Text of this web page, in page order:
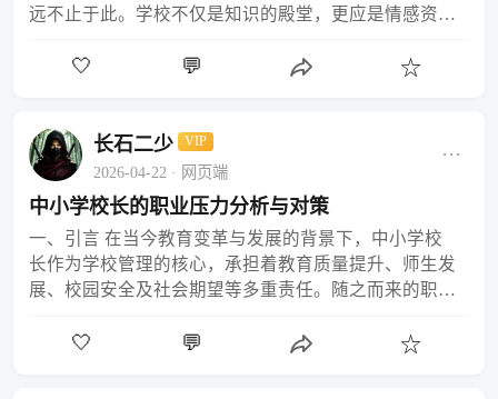
远不止于此。学校不仅是知识的殿堂，更应是情感资源
理心、韧…
🤍 💬 ☆
长石二少 VIP
2026-04-22 · 网页端
···
中小学校长的职业压力分析与对策
一、引言 在当今教育变革与发展的背景下，中小学校
长作为学校管理的核心，承担着教育质量提升、师生发
展、校园安全及社会期望等多重责任。随之而来的职业
校整体运…
🤍 💬 ☆